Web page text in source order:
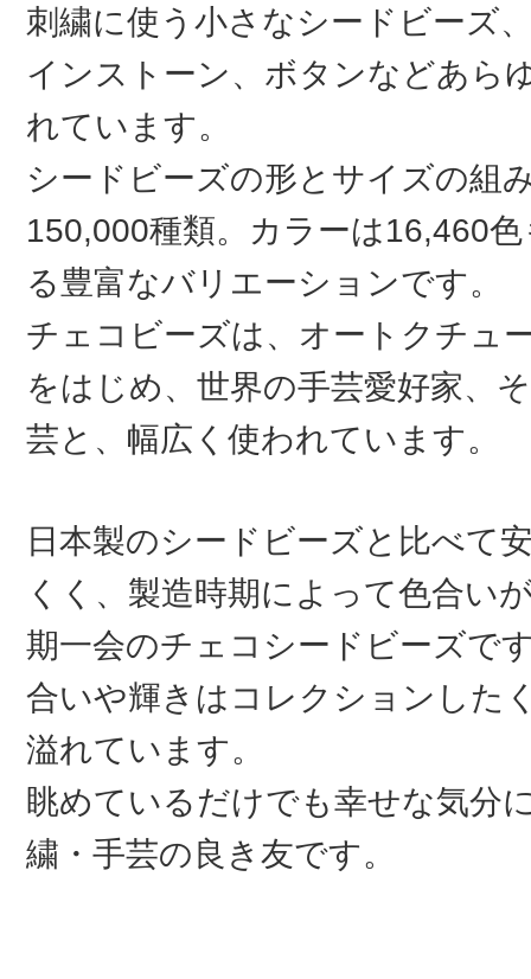
刺繍に使う小さなシードビーズ
インストーン、ボタンなどあら
れています。
シードビーズの形とサイズの組
150,000種類。カラーは16,460
る豊富なバリエーションです。
チェコビーズは、オートクチュ
をはじめ、世界の手芸愛好家、
芸と、幅広く使われています。
日本製のシードビーズと比べて
くく、製造時期によって色合い
期一会のチェコシードビーズで
合いや輝きはコレクションした
溢れています。
眺めているだけでも幸せな気分
繍・手芸の良き友です。